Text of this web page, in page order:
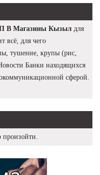
П В Магазины Кызыл для
всё, для чего
тушение, крупы (рис,
Банки находящихся
сферой.
произойти.